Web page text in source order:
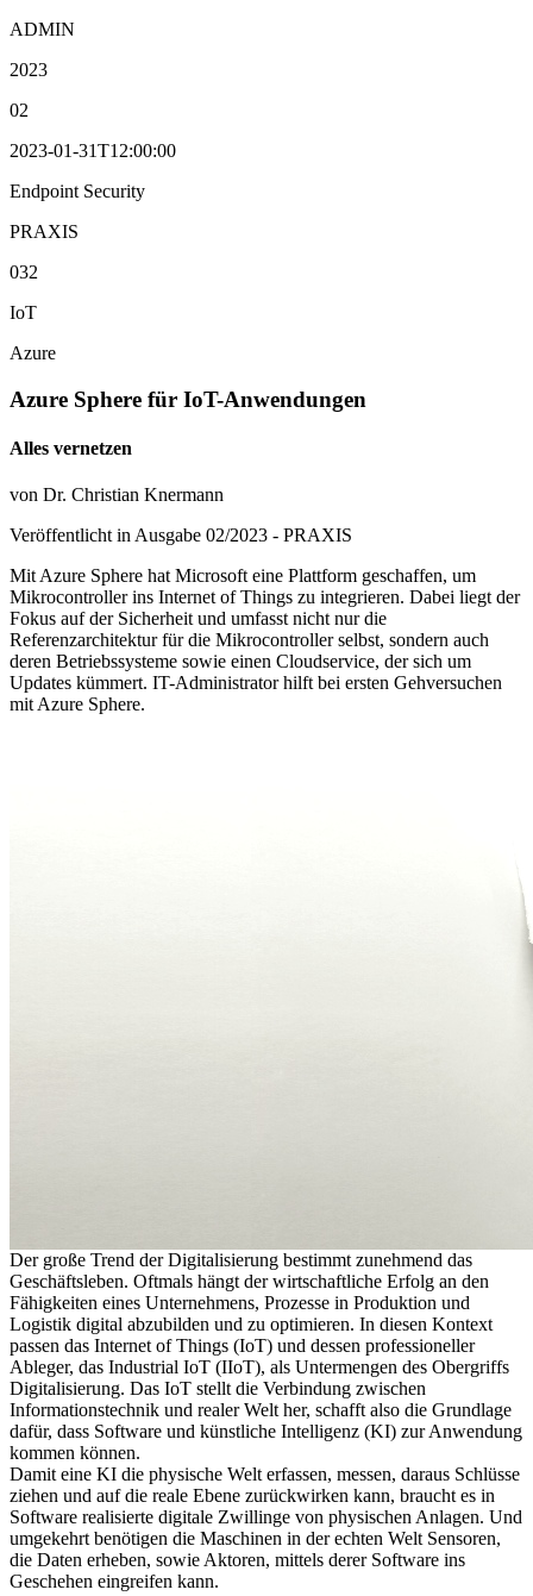
ADMIN
2023
02
2023-01-31T12:00:00
Endpoint Security
PRAXIS
032
IoT
Azure
Azure Sphere für IoT-Anwendungen
Alles vernetzen
von Dr. Christian Knermann
Veröffentlicht in Ausgabe 02/2023 - PRAXIS
Mit Azure Sphere hat Microsoft eine Plattform geschaffen, um
Mikrocontroller ins Internet of Things zu integrieren. Dabei liegt der
Fokus auf der Sicherheit und umfasst nicht nur die
Referenzarchitektur für die Mikrocontroller selbst, sondern auch
deren Betriebssysteme sowie einen Cloudservice, der sich um
Updates kümmert. IT-Administrator hilft bei ersten Gehversuchen
mit Azure Sphere.
Der große Trend der Digitalisierung bestimmt zunehmend das
Geschäftsleben. Oftmals hängt der wirtschaftliche Erfolg an den
Fähigkeiten eines Unternehmens, Prozesse in Produktion und
Logistik digital abzubilden und zu optimieren. In diesen Kontext
passen das Internet of Things (IoT) und dessen professioneller
Ableger, das Industrial IoT (IIoT), als Untermengen des Obergriffs
Digitalisierung. Das IoT stellt die Verbindung zwischen
Informationstechnik und realer Welt her, schafft also die Grundlage
dafür, dass Software und künstliche Intelligenz (KI) zur Anwendung
kommen können.
Damit eine KI die physische Welt erfassen, messen, daraus Schlüsse
ziehen und auf die reale Ebene zurückwirken kann, braucht es in
Software realisierte digitale Zwillinge von physischen Anlagen. Und
umgekehrt benötigen die Maschinen in der echten Welt Sensoren,
die Daten erheben, sowie Aktoren, mittels derer Software ins
Geschehen eingreifen kann.